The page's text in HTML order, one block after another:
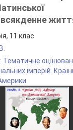
11 клас
Тематичне
імперій.